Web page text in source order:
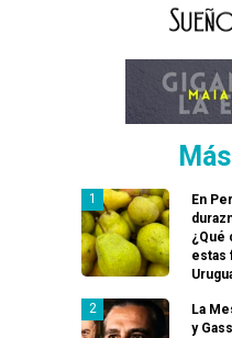
En
¿Qué
estas
La
y